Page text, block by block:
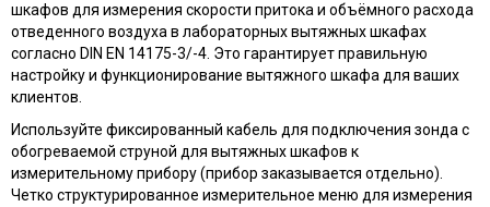
шкафов для измерения скорости притока и объёмного расхода
отведенного воздуха в лабораторных вытяжных шкафах
согласно DIN EN 14175-3/-4. Это гарантирует правильную
настройку и функционирование вытяжного шкафа для ваших
клиентов.
Используйте фиксированный кабель для подключения зонда с
обогреваемой струной для вытяжных шкафов к
измерительному прибору (прибор заказывается отдельно).
Четко структурированное измерительное меню для измерения